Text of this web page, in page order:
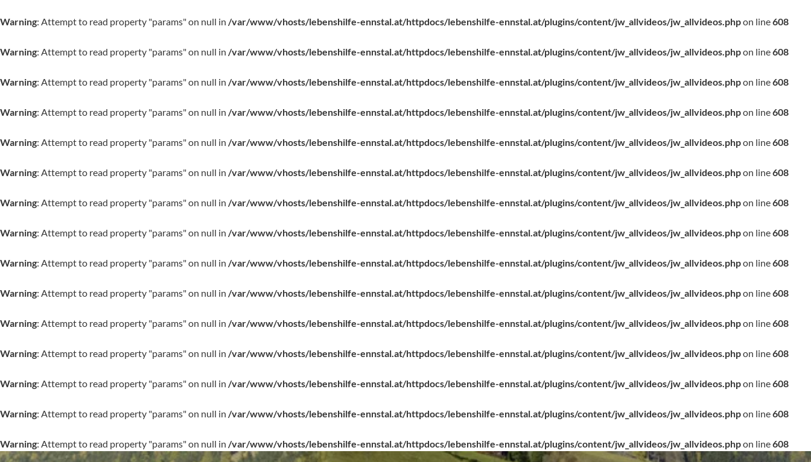
Warning: Attempt to read property "params" on null in /var/www/vhosts/lebenshilfe-ennstal.at/httpdocs/lebenshilfe-ennstal.at/plugins/content/jw_allvideos/jw_allvideos.phpon line608
Warning: Attempt to read property "params" on null in /var/www/vhosts/lebenshilfe-ennstal.at/httpdocs/lebenshilfe-ennstal.at/plugins/content/jw_allvideos/jw_allvideos.phpon line608
Warning: Attempt to read property "params" on null in /var/www/vhosts/lebenshilfe-ennstal.at/httpdocs/lebenshilfe-ennstal.at/plugins/content/jw_allvideos/jw_allvideos.phpon line608
Warning: Attempt to read property "params" on null in /var/www/vhosts/lebenshilfe-ennstal.at/httpdocs/lebenshilfe-ennstal.at/plugins/content/jw_allvideos/jw_allvideos.phpon line608
Warning: Attempt to read property "params" on null in /var/www/vhosts/lebenshilfe-ennstal.at/httpdocs/lebenshilfe-ennstal.at/plugins/content/jw_allvideos/jw_allvideos.phpon line608
Warning: Attempt to read property "params" on null in /var/www/vhosts/lebenshilfe-ennstal.at/httpdocs/lebenshilfe-ennstal.at/plugins/content/jw_allvideos/jw_allvideos.phpon line608
Warning: Attempt to read property "params" on null in /var/www/vhosts/lebenshilfe-ennstal.at/httpdocs/lebenshilfe-ennstal.at/plugins/content/jw_allvideos/jw_allvideos.phpon line608
Warning: Attempt to read property "params" on null in /var/www/vhosts/lebenshilfe-ennstal.at/httpdocs/lebenshilfe-ennstal.at/plugins/content/jw_allvideos/jw_allvideos.phpon line608
Warning: Attempt to read property "params" on null in /var/www/vhosts/lebenshilfe-ennstal.at/httpdocs/lebenshilfe-ennstal.at/plugins/content/jw_allvideos/jw_allvideos.phpon line608
Warning: Attempt to read property "params" on null in /var/www/vhosts/lebenshilfe-ennstal.at/httpdocs/lebenshilfe-ennstal.at/plugins/content/jw_allvideos/jw_allvideos.phpon line608
Warning: Attempt to read property "params" on null in /var/www/vhosts/lebenshilfe-ennstal.at/httpdocs/lebenshilfe-ennstal.at/plugins/content/jw_allvideos/jw_allvideos.phpon line608
Warning: Attempt to read property "params" on null in /var/www/vhosts/lebenshilfe-ennstal.at/httpdocs/lebenshilfe-ennstal.at/plugins/content/jw_allvideos/jw_allvideos.phpon line608
Warning: Attempt to read property "params" on null in /var/www/vhosts/lebenshilfe-ennstal.at/httpdocs/lebenshilfe-ennstal.at/plugins/content/jw_allvideos/jw_allvideos.phpon line608
Warning: Attempt to read property "params" on null in /var/www/vhosts/lebenshilfe-ennstal.at/httpdocs/lebenshilfe-ennstal.at/plugins/content/jw_allvideos/jw_allvideos.phpon line608
Warning: Attempt to read property "params" on null in /var/www/vhosts/lebenshilfe-ennstal.at/httpdocs/lebenshilfe-ennstal.at/plugins/content/jw_allvideos/jw_allvideos.phpon line608